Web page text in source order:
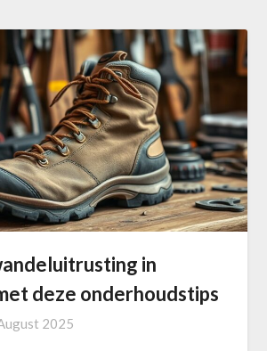
in
deze onderhoudstips
2025